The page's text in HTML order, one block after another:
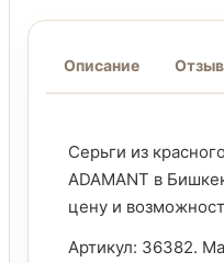
Описание
Серьги из
ADAMANT в
цену и
Артикул: 36382.